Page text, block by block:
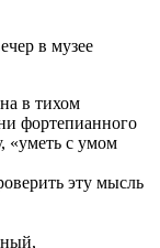
в тихом
фортепианного
«уметь с умом
эту мысль